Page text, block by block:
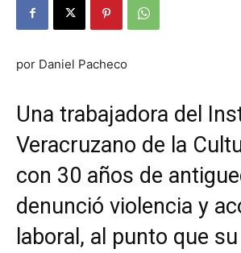
por Daniel Pacheco
Una trabajadora del
Veracruzano de la
con 30 años de
denunció violencia y
laboral, al punto que